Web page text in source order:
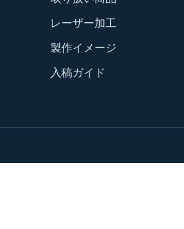
レーザー加工
製作イメージ
入稿ガイド